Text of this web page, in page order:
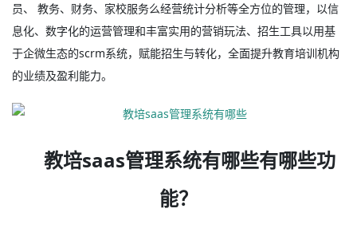
员、 教务、财务、家校服务么经营统计分析等全方位的管理，以信
息化、数字化的运营管理和丰富实用的营销玩法、招生工具以用基
于企微生态的scrm系统，赋能招生与转化，全面提升教育培训机构
的业绩及盈利能力。
教培saas管理系统有哪些有哪些功
能？